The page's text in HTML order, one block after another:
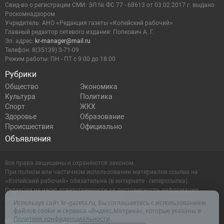
Рубрики
Общество
Экономика
Культура
Политика
Спорт
ЖКХ
Здоровье
Образование
Происшествия
Официально
Объявления
Cвид-во о регистрации СМИ: ЭЛ № ФС 77 - 68613 от 03.02.2017 г. выдано
Роскомнадзором
Учредитель: АНО «Редакция газеты «Копейский рабочий»
Главный редактор сетевого издания: Попкович А. Г.
Эл. адрес: kr-manager@mail.ru
Телефон: 8(35139) 3-71-09
Режим работы: ПН - ПТ с 9:00 до 18:00
Все права защищены и охраняются законом.
При полном или частичном использовании материалов ссылка на
«Копейский рабочий» обязательна (в интернете - гиперссылка).
Редакция не несет ответственности за достоверность информации,
содержащейся в рекламных объявлениях.
Настоящий ресурс может содержать материалы 16+
Используя сайт kr-gazeta.ru, Вы соглашаетесь с использованием
файлов cookie и сервиса «Яндекс.Метрика», которые указаны в
Политике конфиденциальности.